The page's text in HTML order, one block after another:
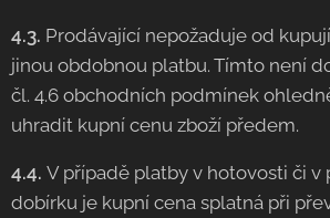
4.3. Prodávající nepožaduje od
jinou obdobnou platbu. Tímto není
čl. 4.6 obchodních podmínek
uhradit kupní cenu zboží předem.
4.4. V případě platby v hotovosti či v
dobírku je kupní cena splatná při